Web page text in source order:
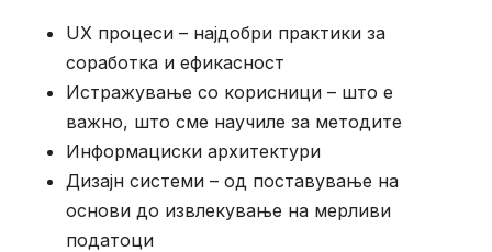
UX процеси – најдобри практики за
соработка и ефикасност
Истражување со корисници – што е
важно, што сме научиле за методите
Информациски архитектури
Дизајн системи – од поставување на
основи до извлекување на мерливи
податоци